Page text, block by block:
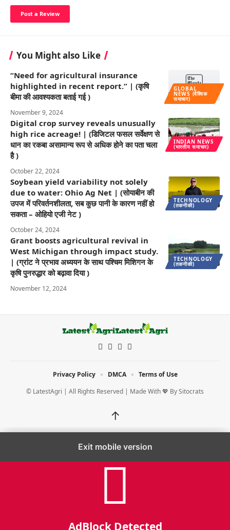
You Might also Like
GLOBAL
NEWS (वैश्विक
समाचार)
“Need for agricultural insurance
highlighted in recent report.” | (कृषि
बीमा की आवश्यकता बताई गई )
November 9, 2024
INDIAN NEWS
(भारतीय समाचार)
Digital crop survey reveals unusually
high rice acreage! | (डिजिटल फसल सर्वेक्षण से
धान का रकबा असामान्य रूप से अधिक होने का पता चला
है )
October 22, 2024
TECHNOLOGY
(तकनीकी)
Soybean yield variability not solely
due to water: Ohio Ag Net | (सोयाबीन की
उपज में परिवर्तनशीलता, सब कुछ पानी के कारण नहीं हो
सकता – ओहियो एजी नेट )
October 24, 2024
TECHNOLOGY
(तकनीकी)
Grant boosts agricultural revival in
West Michigan through impact study.
| (ग्रांट ने प्रभाव अध्ययन के साथ पश्चिम मिशिगन के
कृषि पुनरुद्धार को बढ़ावा दिया )
November 12, 2024
© LatestAgri | All Rights Reserved | Made With 💖 BySitocrats
Privacy Policy DMCA Terms of Use
↑
Exit mobile version
AdBlock Detected